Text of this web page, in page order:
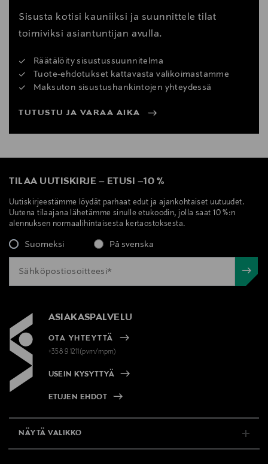
Sisusta kotisi kauniiksi ja suunnittele tilat
toimiviksi asiantuntijan avulla.
Räätälöity sisustussuunnitelma
Tuote-ehdotukset kattavasta valikoimastamme
Maksuton sisustushankintojen yhteydessä
TUTUSTU JA VARAA AIKA
TILAA UUTISKIRJE – ETUSI –10 %
Uutiskirjeestämme löydät parhaat edut ja ajankohtaiset uutuudet.
Uutena tilaajana lähetämme sinulle etukoodin, jolla saat 10 %:n
alennuksen normaalihintaisesta kertaostoksesta.
Suomeksi På svenska
ASIAKASPALVELU
OTA YHTEYTTÄ
+358 9 1211(pvm/mpm)
USEIN KYSYTTYÄ
ETUJEN EHDOT
NÄYTÄ VALIKKO